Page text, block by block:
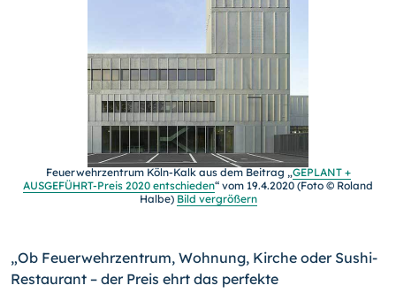
Feuerwehrzentrum Köln-Kalk aus dem Beitrag „GEPLANT +
AUSGEFÜHRT-Preis 2020 entschieden“ vom 19.4.2020 (Foto © Roland
Halbe) Bild vergrößern
„Ob Feuerwehrzentrum, Wohnung, Kirche oder Sushi-
Restaurant – der Preis ehrt das perfekte